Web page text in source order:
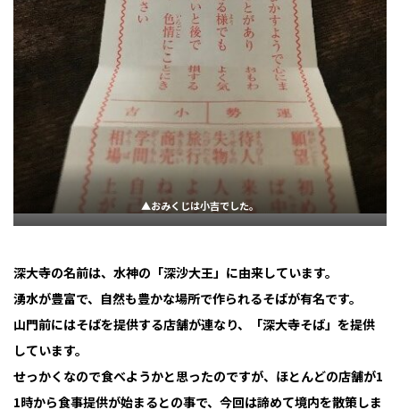
▲おみくじは小吉でした。
深大寺の名前は、水神の「深沙大王」に由来しています。
湧水が豊富で、自然も豊かな場所で作られるそばが有名です。
山門前にはそばを提供する店舗が連なり、「深大寺そば」を提供
しています。
せっかくなので食べようかと思ったのですが、ほとんどの店舗が1
1時から食事提供が始まるとの事で、今回は諦めて境内を散策しま